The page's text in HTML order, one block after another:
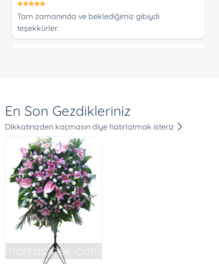
Tam zamanında ve beklediğimiz gibiydi
teşekkürler.
D***t Ke**ci
Bu çiçeğinizi bir açılışa gönderdim, ve gerçekten
dediğiniz gibi oradaki en güzel çiçek benim
çiçeğimdi. marka çiçeğe ve ekibine teşekkürler.
E***m K**a
çok teşekkür ederim özenilerek hazırlandığı ve
zamanında ulaştırıldığı için :)
A***t A***z
En Son Gezdikleriniz
Dikkatinizden kaçmasın diye hatırlatmak isteriz